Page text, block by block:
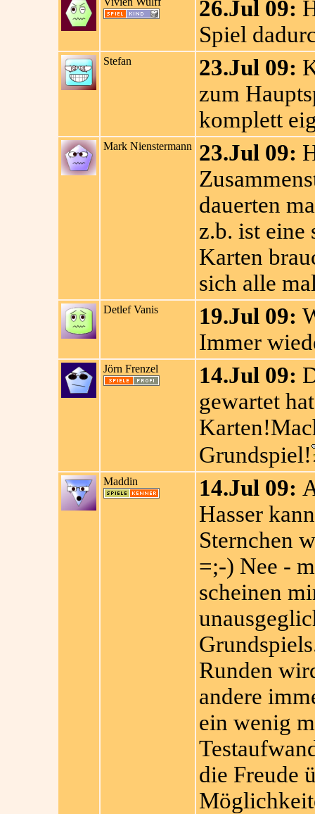
26.Jul 09:
Spiel
Stefan 23.Jul 09:
zum
komplett
Mark Nienstermann 23.Jul 09:
dauerten
z.b. ist eine
Karten
sich alle
Detlef Vanis 19.Jul 09:
Immer
Jörn Frenzel 14.Jul 09:
gewartet
Grundspiel!
Maddin 14.Jul 09:
Hasser
Sternchen
=;-) Nee -
scheinen
Runden
andere
ein wenig
die Freude